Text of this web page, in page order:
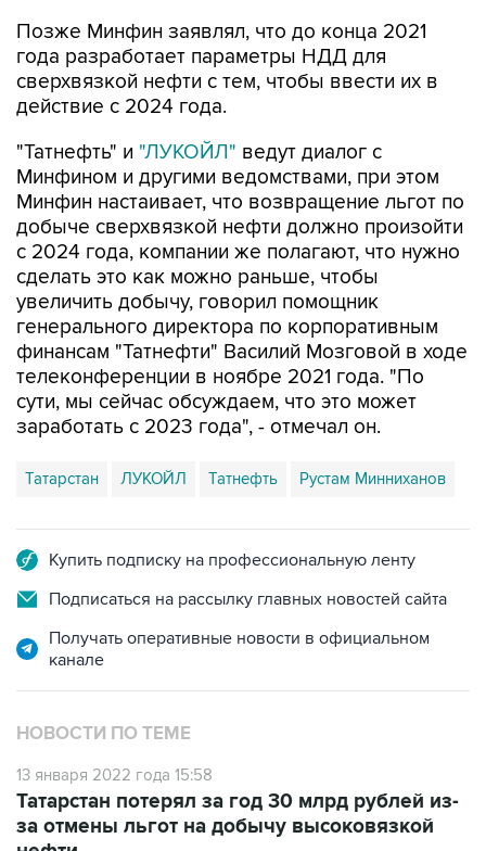
Позже Минфин заявлял, что до конца 2021
года разработает параметры НДД для
сверхвязкой нефти с тем, чтобы ввести их в
действие с 2024 года.
"Татнефть" и "ЛУКОЙЛ" ведут диалог с
Минфином и другими ведомствами, при этом
Минфин настаивает, что возвращение льгот по
добыче сверхвязкой нефти должно произойти
с 2024 года, компании же полагают, что нужно
сделать это как можно раньше, чтобы
увеличить добычу, говорил помощник
генерального директора по корпоративным
финансам "Татнефти" Василий Мозговой в ходе
телеконференции в ноябре 2021 года. "По
сути, мы сейчас обсуждаем, что это может
заработать с 2023 года", - отмечал он.
Татарстан ЛУКОЙЛ Татнефть Рустам Минниханов
Купить подписку на профессиональную ленту
Подписаться на рассылку главных новостей сайта
Получать оперативные новости в официальном
канале
НОВОСТИ ПО ТЕМЕ
13 января 2022 года 15:58
Татарстан потерял за год 30 млрд рублей из-
за отмены льгот на добычу высоковязкой